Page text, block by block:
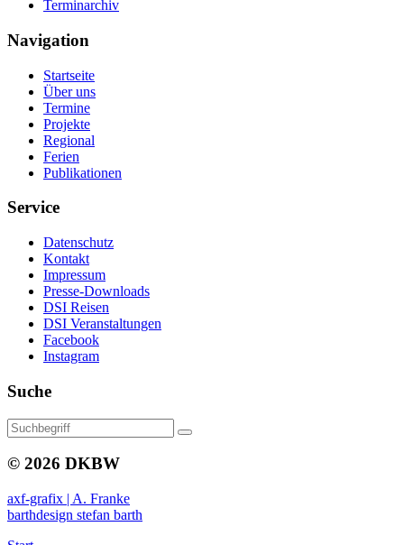
Terminarchiv
Navigation
Startseite
Über uns
Termine
Projekte
Regional
Ferien
Publikationen
Service
Datenschutz
Kontakt
Impressum
Presse-Downloads
DSI Reisen
DSI Veranstaltungen
Facebook
Instagram
Suche
© 2026 DKBW
axf-grafix | A. Franke
barthdesign stefan barth